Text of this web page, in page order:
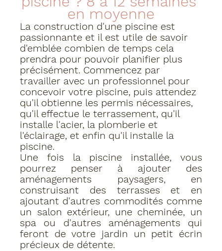
en moyenne
La construction d'une piscine est
passionnante et il est utile de savoir
d'emblée combien de temps cela
prendra pour pouvoir planifier plus
précisément. Commencez par
travailler avec un professionnel pour
concevoir votre piscine, puis attendez
qu'il obtienne les permis nécessaires,
qu'il effectue le terrassement, qu'il
installe l'acier, la plomberie et
l'éclairage, et enfin qu'il installe la
piscine.
Une fois la piscine installée, vous
pourrez penser à ajouter des
aménagements paysagers, en
construisant des terrasses et en
ajoutant d'autres commodités comme
un salon extérieur, une cheminée, un
spa ou d'autres aménagements qui
feront de votre jardin un petit écrin
précieux de détente.